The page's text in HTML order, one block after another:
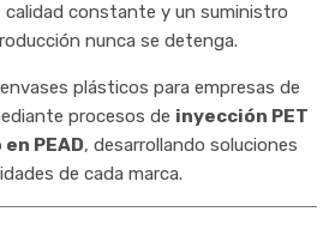
constante y un suministro
nunca se detenga.
plásticos para empresas de
procesos de inyección PET
PEAD, desarrollando soluciones
de cada marca.